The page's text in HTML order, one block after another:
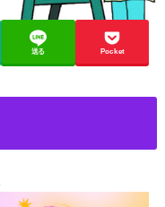
送る Pocket